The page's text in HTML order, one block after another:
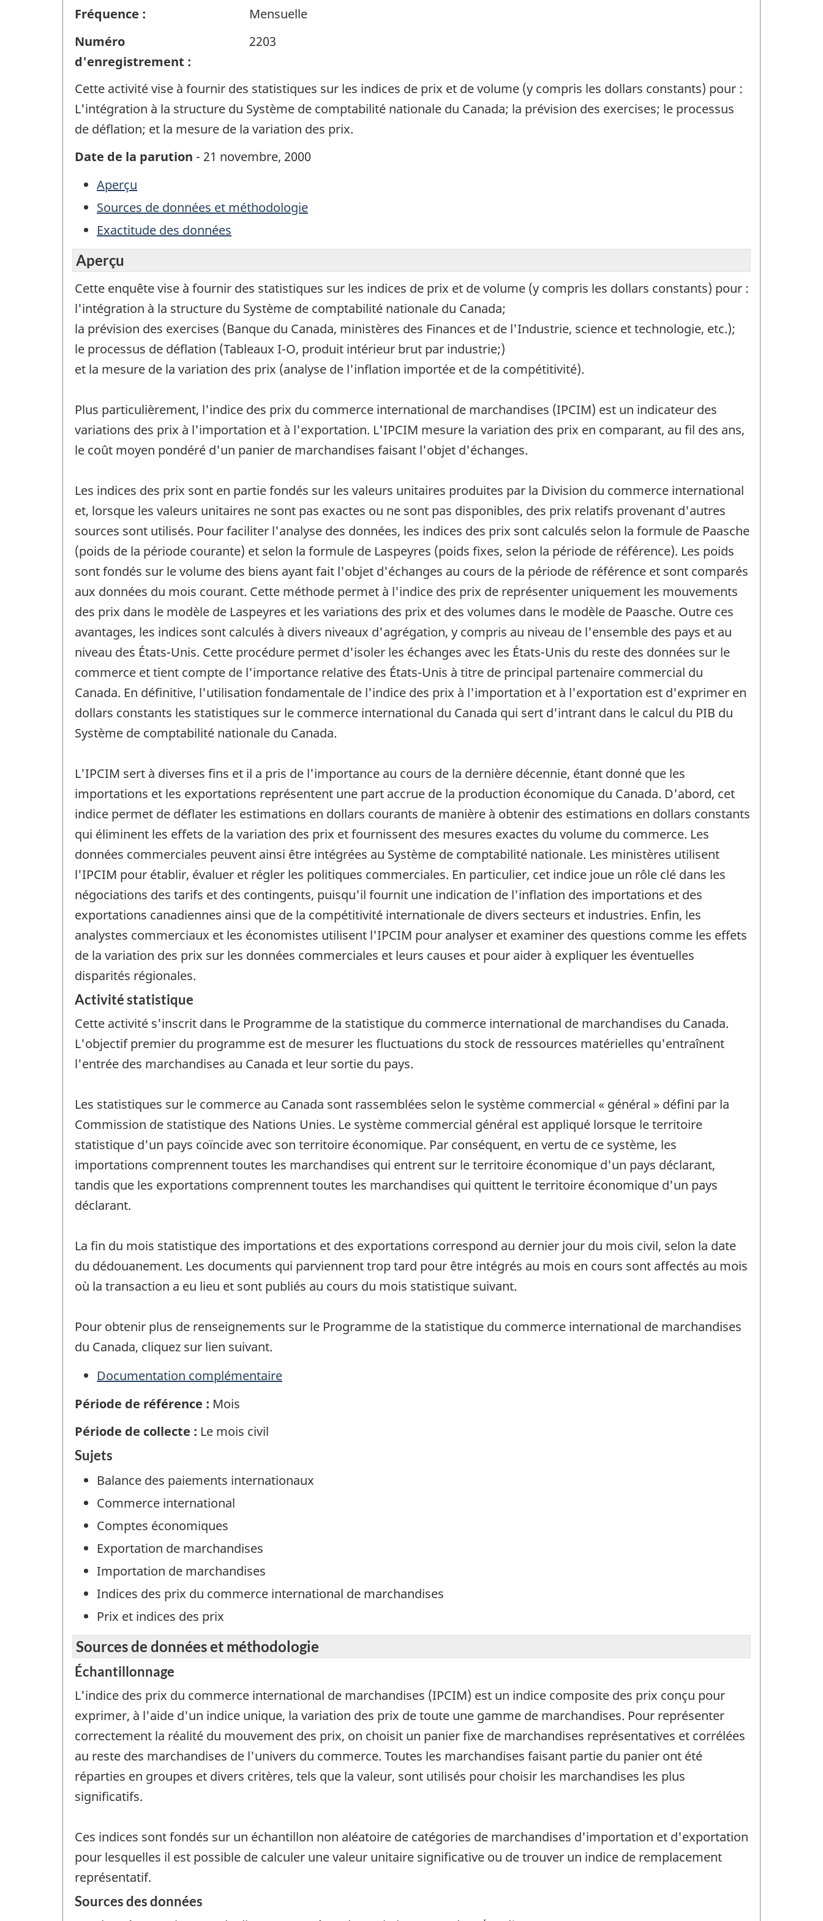
Fréquence :
Mensuelle
Numéro
d'enregistrement :
2203
Cette activité vise à fournir des statistiques sur les indices de prix et de volume (y compris les dollars constants) pour :
L'intégration à la structure du Système de comptabilité nationale du Canada; la prévision des exercises; le processus
de déflation; et la mesure de la variation des prix.
Date de la parution - 21 novembre, 2000
Aperçu
Sources de données et méthodologie
Exactitude des données
Aperçu
Cette enquête vise à fournir des statistiques sur les indices de prix et de volume (y compris les dollars constants) pour :
l'intégration à la structure du Système de comptabilité nationale du Canada;
la prévision des exercises (Banque du Canada, ministères des Finances et de l'Industrie, science et technologie, etc.);
le processus de déflation (Tableaux I-O, produit intérieur brut par industrie;)
et la mesure de la variation des prix (analyse de l'inflation importée et de la compétitivité).
Plus particulièrement, l'indice des prix du commerce international de marchandises (IPCIM) est un indicateur des
variations des prix à l'importation et à l'exportation. L'IPCIM mesure la variation des prix en comparant, au fil des ans,
le coût moyen pondéré d'un panier de marchandises faisant l'objet d'échanges.
Les indices des prix sont en partie fondés sur les valeurs unitaires produites par la Division du commerce international
et, lorsque les valeurs unitaires ne sont pas exactes ou ne sont pas disponibles, des prix relatifs provenant d'autres
sources sont utilisés. Pour faciliter l'analyse des données, les indices des prix sont calculés selon la formule de Paasche
(poids de la période courante) et selon la formule de Laspeyres (poids fixes, selon la période de référence). Les poids
sont fondés sur le volume des biens ayant fait l'objet d'échanges au cours de la période de référence et sont comparés
aux données du mois courant. Cette méthode permet à l'indice des prix de représenter uniquement les mouvements
des prix dans le modèle de Laspeyres et les variations des prix et des volumes dans le modèle de Paasche. Outre ces
avantages, les indices sont calculés à divers niveaux d'agrégation, y compris au niveau de l'ensemble des pays et au
niveau des États-Unis. Cette procédure permet d'isoler les échanges avec les États-Unis du reste des données sur le
commerce et tient compte de l'importance relative des États-Unis à titre de principal partenaire commercial du
Canada. En définitive, l'utilisation fondamentale de l'indice des prix à l'importation et à l'exportation est d'exprimer en
dollars constants les statistiques sur le commerce international du Canada qui sert d'intrant dans le calcul du PIB du
Système de comptabilité nationale du Canada.
L'IPCIM sert à diverses fins et il a pris de l'importance au cours de la dernière décennie, étant donné que les
importations et les exportations représentent une part accrue de la production économique du Canada. D'abord, cet
indice permet de déflater les estimations en dollars courants de manière à obtenir des estimations en dollars constants
qui éliminent les effets de la variation des prix et fournissent des mesures exactes du volume du commerce. Les
données commerciales peuvent ainsi être intégrées au Système de comptabilité nationale. Les ministères utilisent
l'IPCIM pour établir, évaluer et régler les politiques commerciales. En particulier, cet indice joue un rôle clé dans les
négociations des tarifs et des contingents, puisqu'il fournit une indication de l'inflation des importations et des
exportations canadiennes ainsi que de la compétitivité internationale de divers secteurs et industries. Enfin, les
analystes commerciaux et les économistes utilisent l'IPCIM pour analyser et examiner des questions comme les effets
de la variation des prix sur les données commerciales et leurs causes et pour aider à expliquer les éventuelles
disparités régionales.
Activité statistique
Cette activité s'inscrit dans le Programme de la statistique du commerce international de marchandises du Canada.
L'objectif premier du programme est de mesurer les fluctuations du stock de ressources matérielles qu'entraînent
l'entrée des marchandises au Canada et leur sortie du pays.
Les statistiques sur le commerce au Canada sont rassemblées selon le système commercial « général » défini par la
Commission de statistique des Nations Unies. Le système commercial général est appliqué lorsque le territoire
statistique d'un pays coïncide avec son territoire économique. Par conséquent, en vertu de ce système, les
importations comprennent toutes les marchandises qui entrent sur le territoire économique d'un pays déclarant,
tandis que les exportations comprennent toutes les marchandises qui quittent le territoire économique d'un pays
déclarant.
La fin du mois statistique des importations et des exportations correspond au dernier jour du mois civil, selon la date
du dédouanement. Les documents qui parviennent trop tard pour être intégrés au mois en cours sont affectés au mois
où la transaction a eu lieu et sont publiés au cours du mois statistique suivant.
Pour obtenir plus de renseignements sur le Programme de la statistique du commerce international de marchandises
du Canada, cliquez sur lien suivant.
Documentation complémentaire
Période de référence : Mois
Période de collecte : Le mois civil
Sujets
Balance des paiements internationaux
Commerce international
Comptes économiques
Exportation de marchandises
Importation de marchandises
Indices des prix du commerce international de marchandises
Prix et indices des prix
Sources de données et méthodologie
Échantillonnage
L'indice des prix du commerce international de marchandises (IPCIM) est un indice composite des prix conçu pour
exprimer, à l'aide d'un indice unique, la variation des prix de toute une gamme de marchandises. Pour représenter
correctement la réalité du mouvement des prix, on choisit un panier fixe de marchandises représentatives et corrélées
au reste des marchandises de l'univers du commerce. Toutes les marchandises faisant partie du panier ont été
réparties en groupes et divers critères, tels que la valeur, sont utilisés pour choisir les marchandises les plus
significatifs.
Ces indices sont fondés sur un échantillon non aléatoire de catégories de marchandises d'importation et d'exportation
pour lesquelles il est possible de calculer une valeur unitaire significative ou de trouver un indice de remplacement
représentatif.
Sources des données